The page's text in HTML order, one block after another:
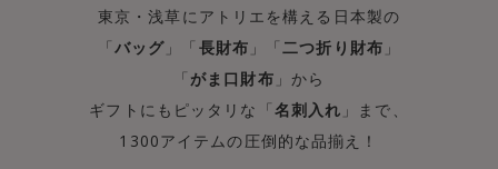
東京・浅草にアトリエを構える日本製の
「バッグ 」「 長財布 」「二つ折り財布 」
「 がま口財布 」から
ギフトにもピッタリな「名刺入れ 」まで、
1300アイテムの圧倒的な品揃え！